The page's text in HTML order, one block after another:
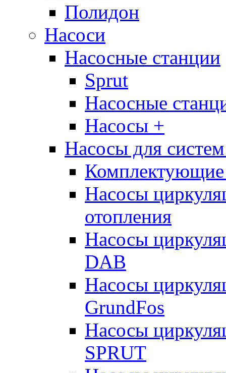
Полидон
Насоси
Насосные станции
Sprut
Насосные
Насосы +
Насосы для
Комплектующие
Насосы
отопления
Насосы
DAB
Насосы
GrundFos
Насосы
SPRUT